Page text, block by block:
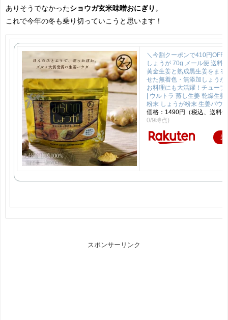
ありそうでなかったショウガ玄米味噌おにぎり 。
これで今年の冬も乗り切っていこうと思います！
＼今割クーポンで410円OFF
しょうが 70g メール便 送料
黄金生姜と熟成黒生姜をまる
せた無着色・無添加しょうが
お料理にも大活躍！チューブ
| ウルトラ 蒸し生姜 乾燥生
粉末 しょうが粉末 生姜パウ
価格：1490円（税込、送料
0/9時点)
楽
スポンサーリンク